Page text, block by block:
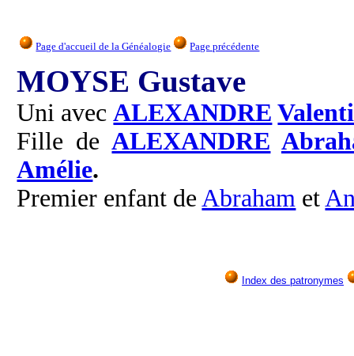
Page d'accueil de la Généalogie Page précédente
MOYSE Gustave
Uni avecALEXANDRE
Fille deALEXANDRE
Amélie.
Premier enfant deAbraham et
Index des patronymes